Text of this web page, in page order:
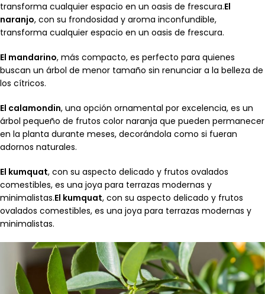
transforma cualquier espacio en un oasis de frescura.El
naranjo, con su frondosidad y aroma inconfundible,
transforma cualquier espacio en un oasis de frescura.
El mandarino, más compacto, es perfecto para quienes
buscan un árbol de menor tamaño sin renunciar a la belleza de
los cítricos.
El calamondin, una opción ornamental por excelencia, es un
árbol pequeño de frutos color naranja que pueden permanecer
en la planta durante meses, decorándola como si fueran
adornos naturales.
El kumquat, con su aspecto delicado y frutos ovalados
comestibles, es una joya para terrazas modernas y
minimalistas.El kumquat, con su aspecto delicado y frutos
ovalados comestibles, es una joya para terrazas modernas y
minimalistas.